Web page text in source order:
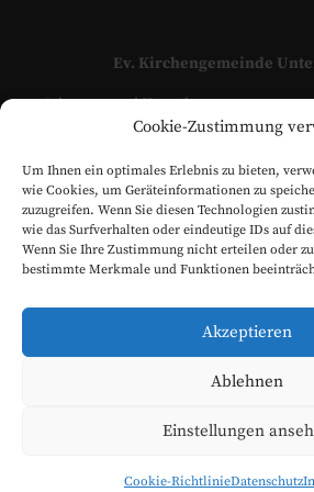
Cookie-Zustimmung
Um Ihnen ein optimales Erlebnis zu bieten,
wie Cookies, um Geräteinformationen zu
zuzugreifen. Wenn Sie diesen Technologien
wie das Surfverhalten oder eindeutige IDs auf
Wenn Sie Ihre Zustimmung nicht erteilen oder
bestimmte Merkmale und Funktionen
Akzeptieren
Ablehnen
Einstellungen
Cookie-RichtlinieDatenschutz
Ev. Kirchengemeinde
Adressen und Kontaktpersonen
finden Sie hier:
www.evangelisch-in-
Evangelische Kirchengemeinde